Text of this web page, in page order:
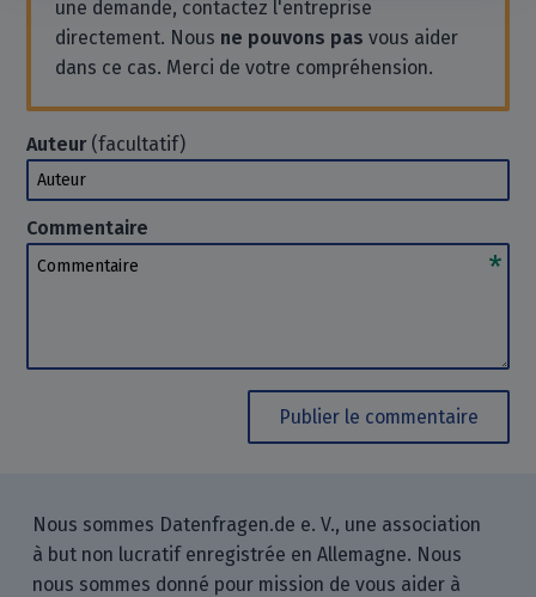
une demande, contactez l'entreprise
directement. Nous ne pouvons pas vous aider
dans ce cas. Merci de votre compréhension.
Auteur(facultatif)
Auteur
Commentaire
Commentaire
Publier le commentaire
Nous sommes Datenfragen.de e. V., une association
à but non lucratif enregistrée en Allemagne. Nous
nous sommes donné pour mission de vous aider à